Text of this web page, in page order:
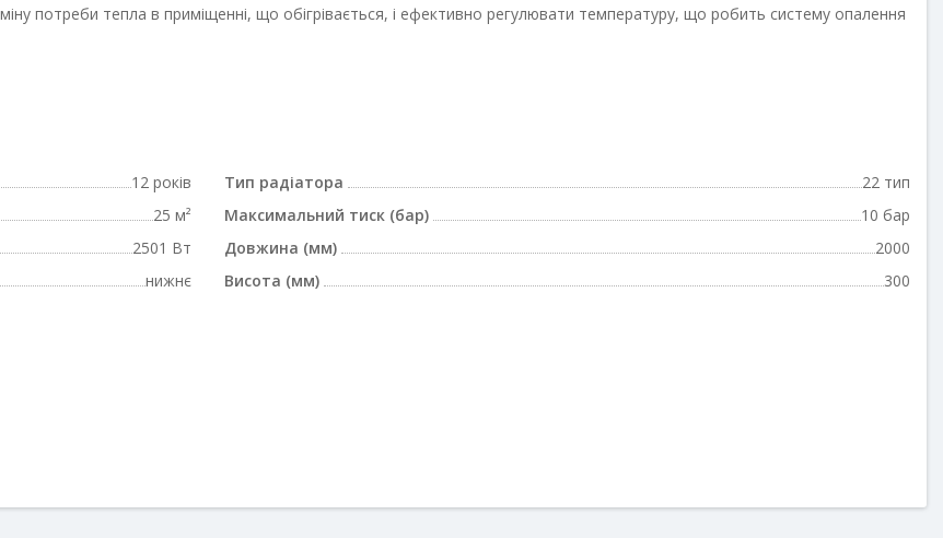
потреби тепла в приміщенні, що обігрівається, і ефективно регулювати температуру, що робить систему опалення більш
12 років
25 м²
2501 Вт
нижнє
Тип радіатора
22 тип
Максимальний тиск (бар)
10 бар
Довжина (мм)
2000
Висота (мм)
300